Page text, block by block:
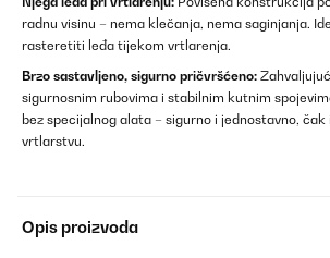
radnu visinu – nema klečanja, nema saginjanja.
rasteretiti leđa tijekom vrtlarenja.
Brzo sastavljeno, sigurno pričvršćeno:
sigurnosnim rubovima i stabilnim kutnim
bez specijalnog alata – sigurno i jednostavno,
vrtlarstvu.
Opis proizvoda